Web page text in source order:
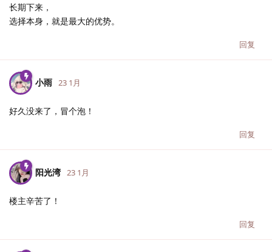
长期下来，
选择本身，就是最大的优势。
回复
小雨 23 1月
好久没来了，冒个泡！
回复
阳光湾 23 1月
楼主辛苦了！
回复